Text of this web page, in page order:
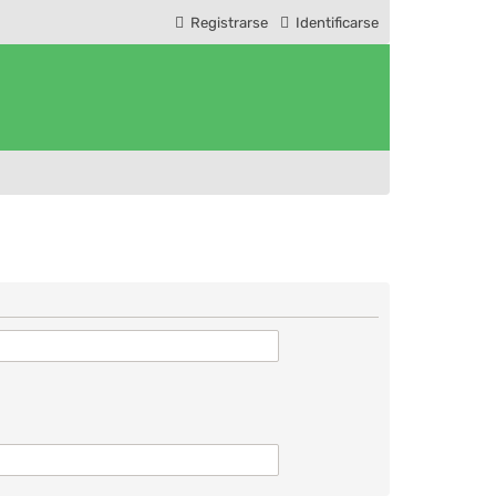
Identificarse
Registrarse